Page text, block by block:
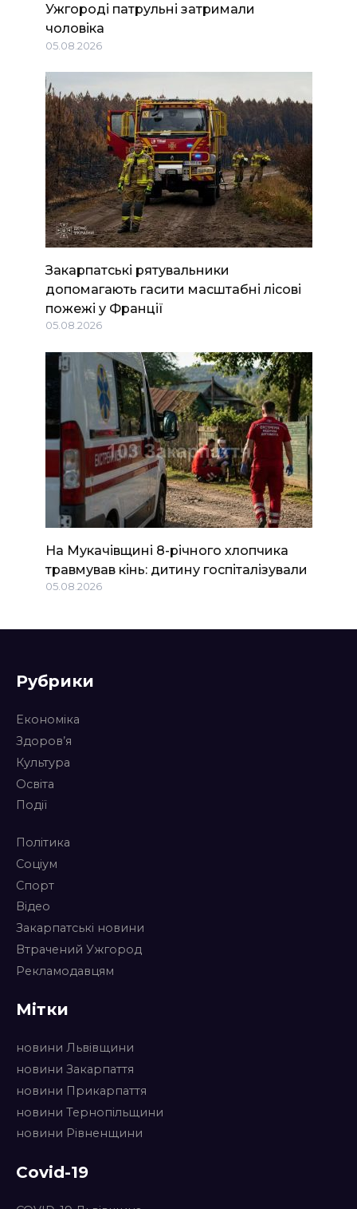
Ужгороді патрульні затримали
чоловіка
05.08.2026
Закарпатські рятувальники
допомагають гасити масштабні лісові
пожежі у Франції
05.08.2026
На Мукачівщині 8-річного хлопчика
травмував кінь: дитину госпіталізували
05.08.2026
Рубрики
Економіка
Здоров’я
Культура
Освіта
Події
Політика
Соціум
Спорт
Відео
Закарпатські новини
Втрачений Ужгород
Рекламодавцям
Мітки
новини Львівщини
новини Закарпаття
новини Прикарпаття
новини Тернопільщини
новини Рівненщини
Covid-19